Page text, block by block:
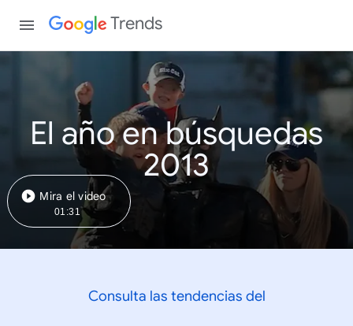
Trends
El año en búsquedas
2013
Mira el video
01:31
Consulta las tendencias del